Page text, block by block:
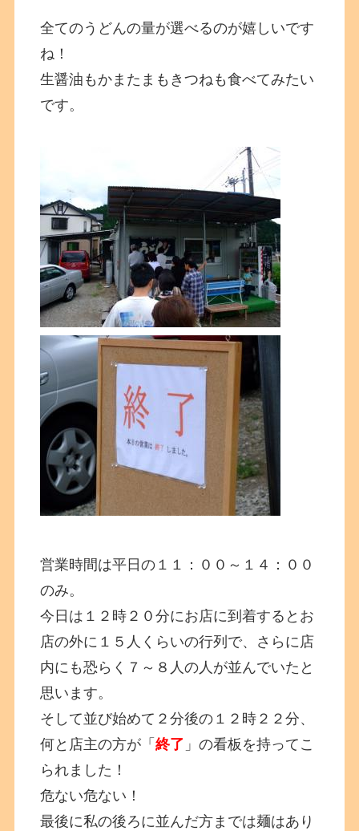
全てのうどんの量が選べるのが嬉しいです
ね！
生醤油もかまたまもきつねも食べてみたい
です。
営業時間は平日の１１：００～１４：００
のみ。
今日は１２時２０分にお店に到着するとお
店の外に１５人くらいの行列で、さらに店
内にも恐らく７～８人の人が並んでいたと
思います。
そして並び始めて２分後の１２時２２分、
何と店主の方が「終了 」の看板を持ってこ
られました！
危ない危ない！
最後に私の後ろに並んだ方までは麺はあり